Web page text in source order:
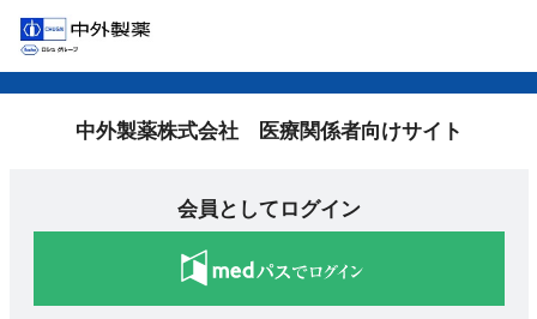
中外製薬株式会社 医療関係者向けサイト
会員としてログイン